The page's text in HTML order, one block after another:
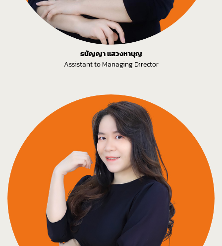
ธนัญญา แสวงหาบุญ
Assistant to Managing Director